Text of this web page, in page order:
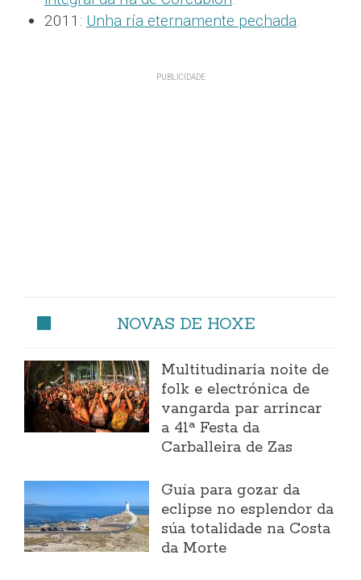
2011: Unha ría eternamente pechada
NOVAS DE HOXE
Multitudinaria noite de
folk e electrónica de
vangarda par arrincar
a 41ª Festa da
Carballeira de Zas
Guía para gozar da
eclipse no esplendor da
súa totalidade na Costa
da Morte